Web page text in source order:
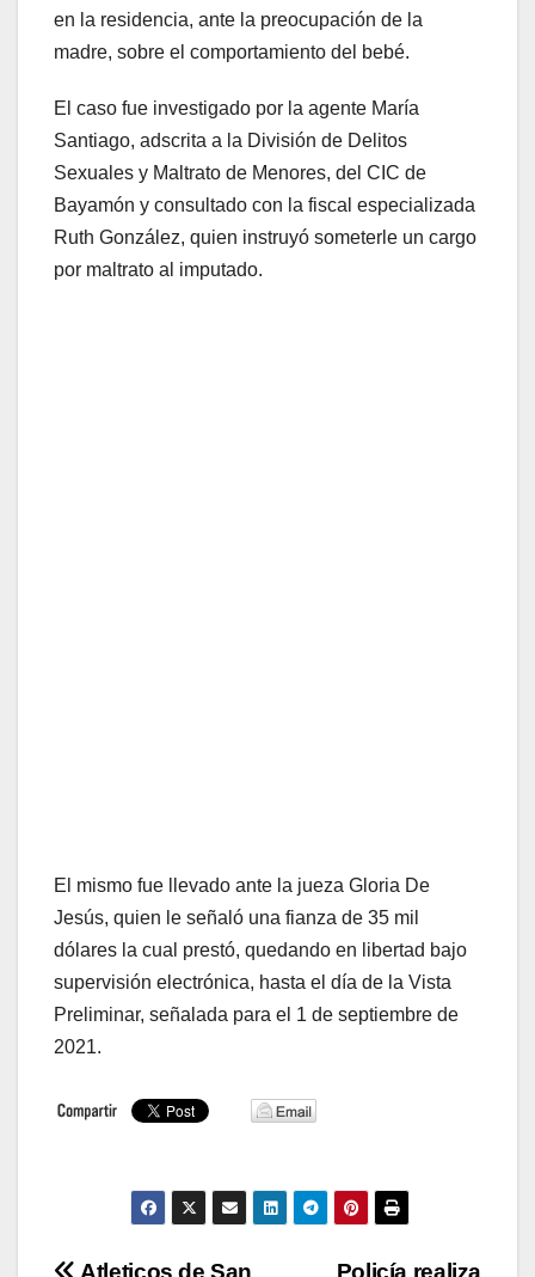
en la residencia, ante la preocupación de la
madre, sobre el comportamiento del bebé.
El caso fue investigado por la agente María
Santiago, adscrita a la División de Delitos
Sexuales y Maltrato de Menores, del CIC de
Bayamón y consultado con la fiscal especializada
Ruth González, quien instruyó someterle un cargo
por maltrato al imputado.
El mismo fue llevado ante la jueza Gloria De
Jesús, quien le señaló una fianza de 35 mil
dólares la cual prestó, quedando en libertad bajo
supervisión electrónica, hasta el día de la Vista
Preliminar, señalada para el 1 de septiembre de
2021.
Policía realiza
Atleticos de San